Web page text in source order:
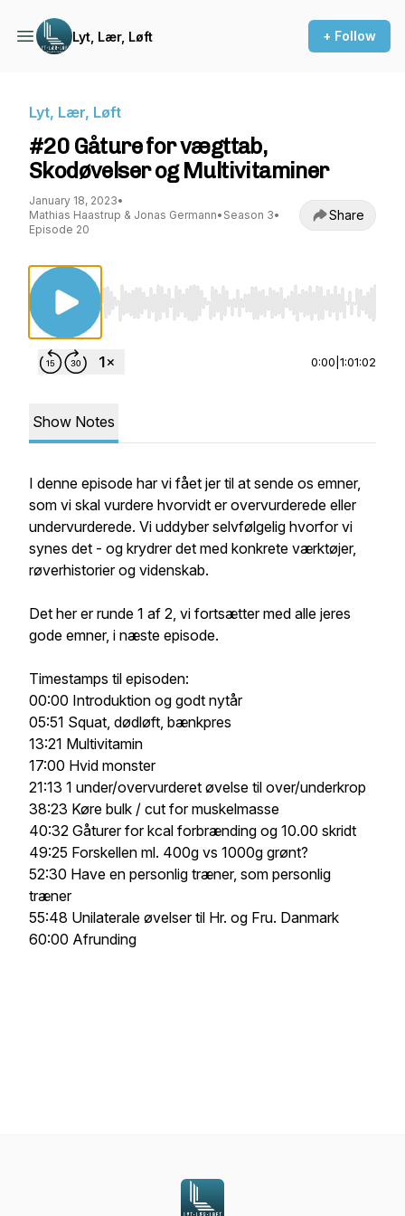
Lyt, Lær, Løft + Follow
Lyt, Lær, Løft
#20 Gåture for vægttab,
Skodøvelser og Multivitaminer
January 18, 2023•
Mathias Haastrup & Jonas Germann• Season 3•
Episode 20
Share
Use Left/Right to seek, Home/End to jump
0:00 1:01:02
Show Notes
I denne episode har vi fået jer til at sende os emner,
som vi skal vurdere hvorvidt er overvurderede eller
undervurderede. Vi uddyber selvfølgelig hvorfor vi
synes det - og krydrer det med konkrete værktøjer,
røverhistorier og videnskab.
Det her er runde 1 af 2, vi fortsætter med alle jeres
gode emner, i næste episode.
Timestamps til episoden:
00:00 Introduktion og godt nytår
05:51 Squat, dødløft, bænkpres
13:21 Multivitamin
17:00 Hvid monster
21:13 1 under/overvurderet øvelse til over/underkrop
38:23 Køre bulk / cut for muskelmasse
40:32 Gåturer for kcal forbrænding og 10.00 skridt
49:25 Forskellen ml. 400g vs 1000g grønt?
52:30 Have en personlig træner, som personlig
træner
55:48 Unilaterale øvelser til Hr. og Fru. Danmark
60:00 Afrunding